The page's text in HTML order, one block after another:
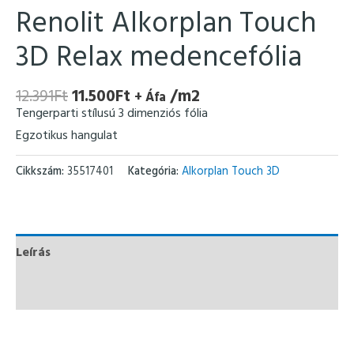
Renolit Alkorplan Touch
3D Relax medencefólia
12.391Ft11.500Ft + Áfa /m2
Tengerparti stílusú 3 dimenziós fólia
Egzotikus hangulat
Cikkszám: 35517401 Kategória: Alkorplan Touch 3D
Leírás